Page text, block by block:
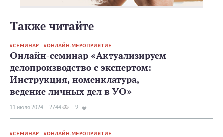
Также читайте
СЕМИНАР ОНЛАЙН-МЕРОПРИЯТИЕ
Онлайн-семинар «Актуализируем
делопроизводство с экспертом:
Инструкция, номенклатура,
ведение личных дел в УО»
11 июля 2024 2744 9
СЕМИНАР ОНЛАЙН-МЕРОПРИЯТИЕ